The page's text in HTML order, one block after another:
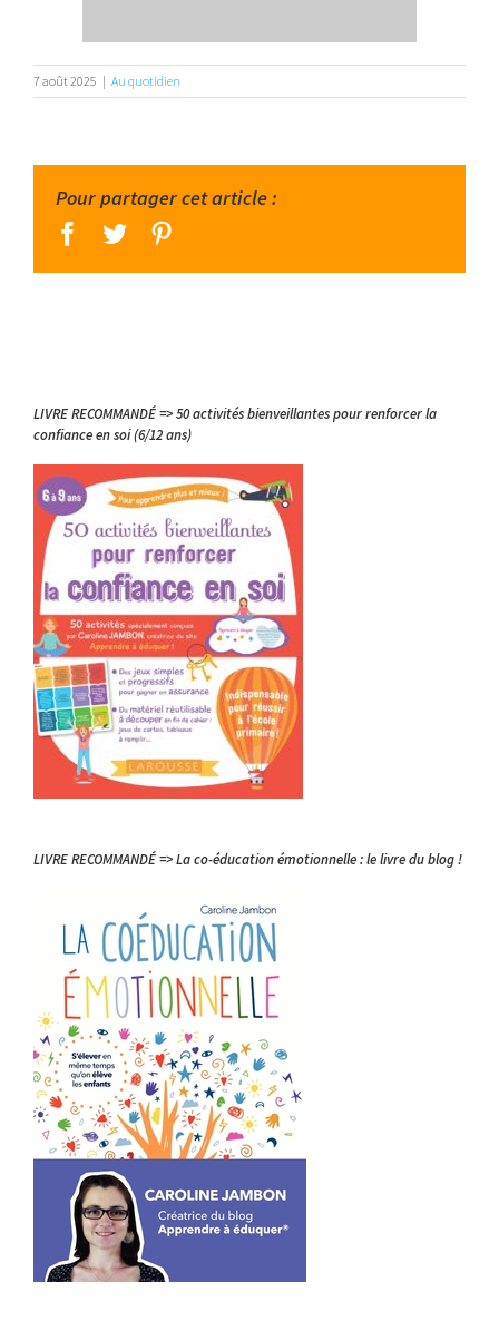
7 août 2025 | Au quotidien
Pour partager cet article :
facebook
twitter
LIVRE RECOMMANDÉ => 50 activités bienveillantes pour renforcer la
confiance en soi (6/12 ans)
LIVRE RECOMMANDÉ => La co-éducation émotionnelle : le livre du blog !